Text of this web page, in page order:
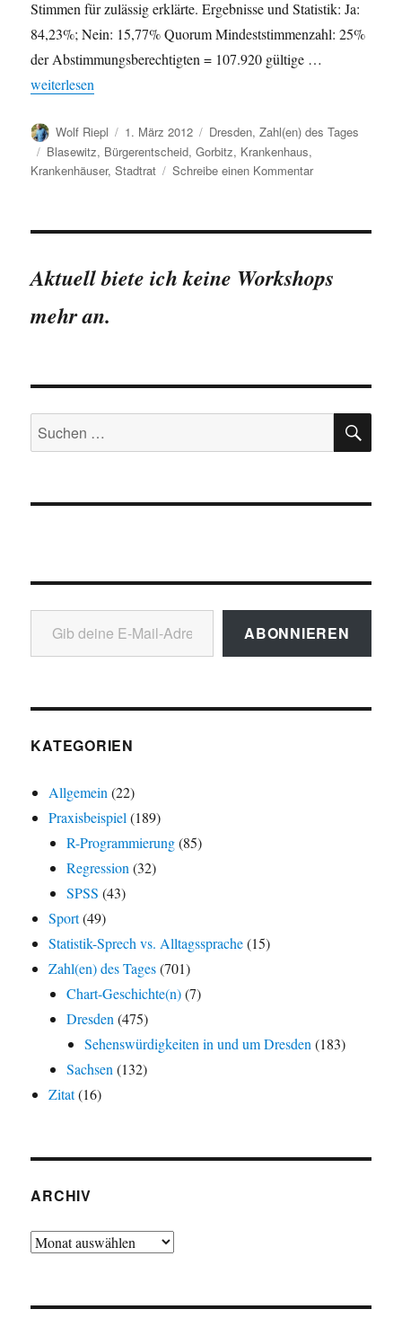
Stimmen für zulässig erklärte. Ergebnisse und Statistik: Ja:
84,23%; Nein: 15,77% Quorum Mindeststimmenzahl: 25%
der Abstimmungsberechtigten = 107.920 gültige …
„Bürgerentscheid in Dresden vom 29.1.2012: Krankenhäuser als
weiterlesen
Autor
Wolf Riepl
Veröffentlicht
am
1. März 2012 Kategorien
Dresden,Zahl(en) des Tages
Schlagwörter
Blasewitz, Bürgerentscheid,Gorbitz, Krankenhaus,
Krankenhäuser,Stadtrat Schreibe einen Kommentarzu
Dresden
Krankenhäuser
Aktuell biete ich keine Workshops
mehr an.
Suchen
nach:
Gib deine E-Mail-Adresse ein ...
ABONNIEREN
KATEGORIEN
Allgemein(22)
Praxisbeispiel(189)
R-Programmierung(85)
Regression(32)
SPSS (43)
Sport(49)
Statistik-Sprech vs. Alltagssprache(15)
Zahl(en) des Tages(701)
Chart-Geschichte(n)(7)
Dresden(475)
Sehenswürdigkeiten in und um Dresden(183)
Sachsen(132)
Zitat(16)
ARCHIV
Archiv